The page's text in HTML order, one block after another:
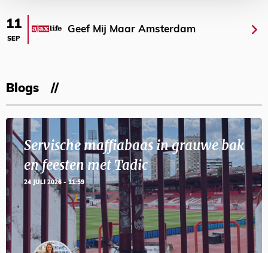
11
SEP
Geef Mij Maar Amsterdam
Blogs
Servische maffiabaas in grauwe bak
en feesten met Tadic
24 JULI 2026 - 11:59